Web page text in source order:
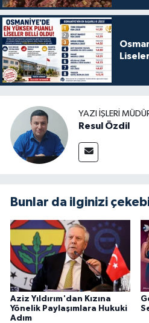
YAZI İŞLERI
Resul Özdil
Bunlar da ilginizi
Aziz Yıldırım'dan Kızına
Yönelik Paylaşımlara Hukuki
Adım